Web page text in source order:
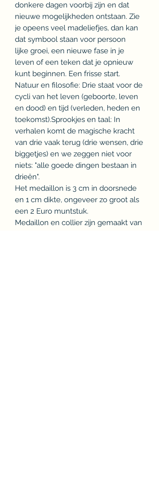
donkere dagen voorbij zijn en dat
nieuwe mogelijkheden ontstaan. Zie
je opeens veel madeliefjes, dan kan
dat symbool staan voor persoon
lijke groei, een nieuwe fase in je
leven of een teken dat je opnieuw
kunt beginnen. Een frisse start.
Natuur en filosofie: Drie staat voor de
cycli van het leven (geboorte, leven
en dood) en tijd (verleden, heden en
toekomst).Sprookjes en taal: In
verhalen komt de magische kracht
van drie vaak terug (drie wensen, drie
biggetjes) en we zeggen niet voor
niets: "alle goede dingen bestaan in
drieën".
Het medaillon is 3 cm in doorsnede
en 1 cm dikte, ongeveer zo groot als
een 2 Euro muntstuk.
Medaillon en collier zijn gemaakt van